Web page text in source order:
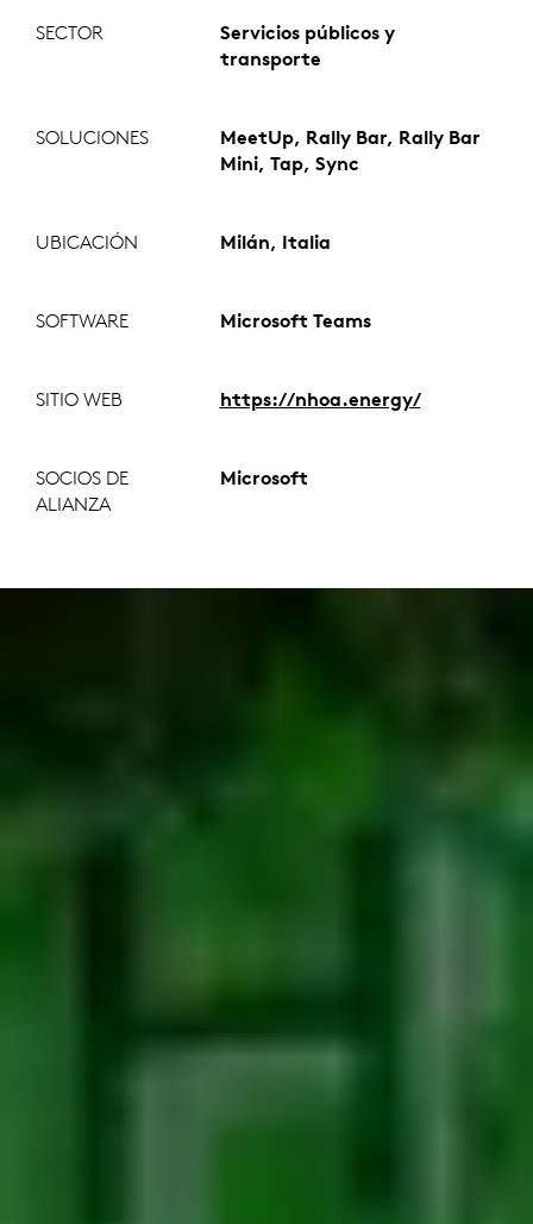
SECTOR
Servicios públicos y
transporte
SOLUCIONES
MeetUp, Rally Bar, Rally Bar
Mini, Tap, Sync
UBICACIÓN Milán, Italia
SOFTWARE Microsoft Teams
SITIO WEB https://nhoa.energy/
SOCIOS DE
ALIANZA
Microsoft